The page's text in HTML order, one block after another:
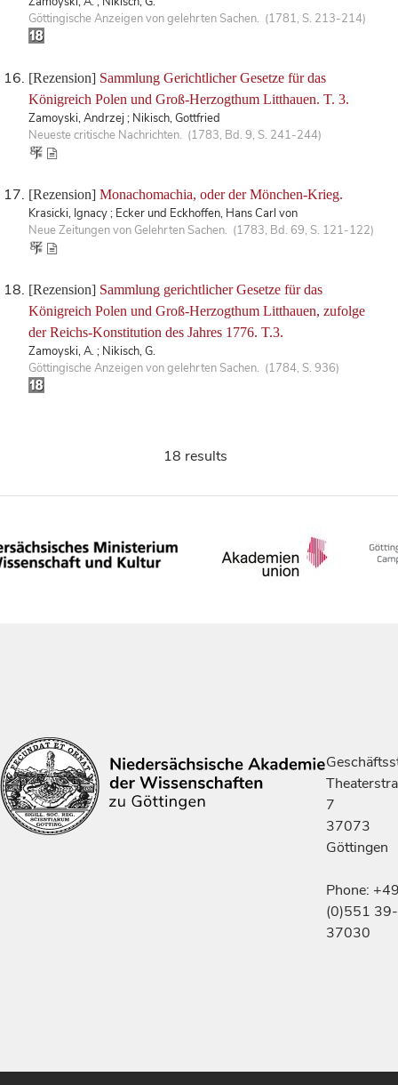
Göttingische Anzeigen von gelehrten Sachen. (1781, S. 213-214)
[Rezension] Sammlung Gerichtlicher Gesetze für das
Königreich Polen und Groß-Herzogthum Litthauen. T. 3.
Zamoyski, Andrzej ; Nikisch, Gottfried
Neueste critische Nachrichten. (1783, Bd. 9, S. 241-244)
[Rezension] Monachomachia, oder der Mönchen-Krieg.
Krasicki, Ignacy ; Ecker und Eckhoffen, Hans Carl von
Neue Zeitungen von Gelehrten Sachen. (1783, Bd. 69, S. 121-122)
[Rezension] Sammlung gerichtlicher Gesetze für das
Königreich Polen und Groß-Herzogthum Litthauen, zufolge
der Reichs-Konstitution des Jahres 1776. T.3.
Zamoyski, A. ; Nikisch, G.
Göttingische Anzeigen von gelehrten Sachen. (1784, S. 936)
18 results
7
37073
Göttingen
Phone:
(0)551 39-
37030